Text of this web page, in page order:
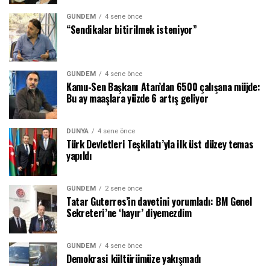
GÜNDEM 4 sene önce
“Sendikalar bitirilmek isteniyor”
GÜNDEM 4 sene önce
Kamu-Sen Başkanı Atan’dan 6500 çalışana müjde:
Bu ay maaşlara yüzde 6 artış geliyor
DÜNYA 4 sene önce
Türk Devletleri Teşkilatı’yla ilk üst düzey temas
yapıldı
GÜNDEM 2 sene önce
Tatar Guterres’in davetini yorumladı: BM Genel
Sekreteri’ne ‘hayır’ diyemezdim
GÜNDEM 4 sene önce
Demokrasi kültürümüze yakışmadı